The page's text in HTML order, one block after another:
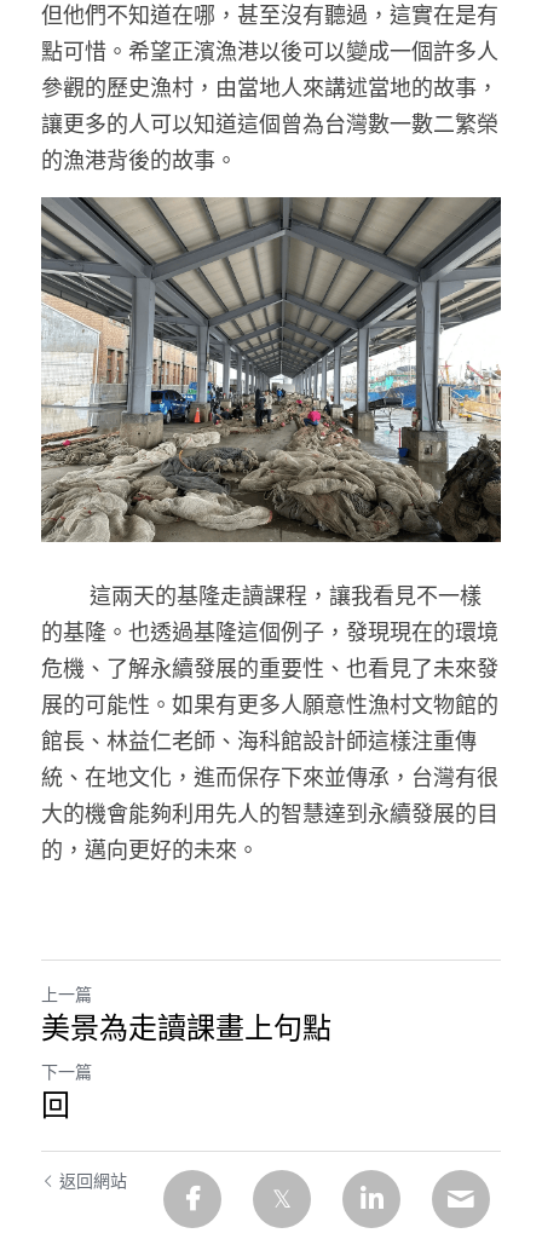
但他們不知道在哪，甚至沒有聽過，這實在是有
點可惜。希望正濱漁港以後可以變成一個許多人
參觀的歷史漁村，由當地人來講述當地的故事，
讓更多的人可以知道這個曾為台灣數一數二繁榮
的漁港背後的故事。
的基隆。也透過基隆這個例子，發現現在的環境
危機、了解永續發展的重要性、也看見了未來發
展的可能性。如果有更多人願意性漁村文物館的
館長、林益仁老師、海科館設計師這樣注重傳
統、在地文化，進而保存下來並傳承，台灣有很
大的機會能夠利用先人的智慧達到永續發展的目
的，邁向更好的未來。
上一篇
美景為走讀課畫上句點
下一篇
回
返回網站